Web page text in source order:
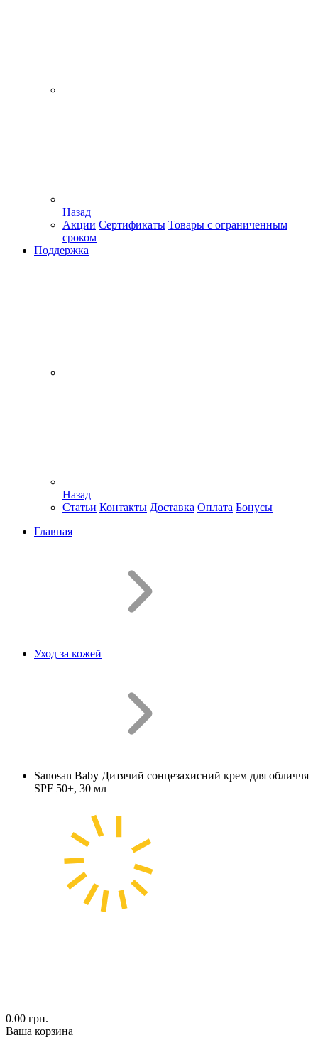
Назад
Акции Сертификаты Товары с ограниченным
сроком
Поддержка
Назад
Статьи Контакты Доставка Оплата Бонусы
Главная
Уход за кожей
Sanosan Baby Дитячий сонцезахисний крем для обличчя
SPF 50+, 30 мл
0.00 грн.
Ваша корзина